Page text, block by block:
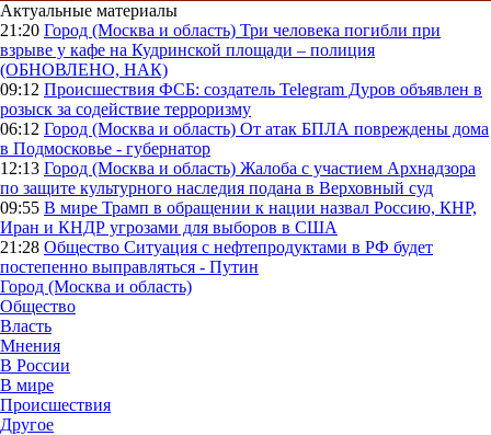
Актуальные материалы
21:20 Город (Москва и область) Три человека погибли при
взрыве у кафе на Кудринской площади – полиция
(ОБНОВЛЕНО, НАК)
09:12 Происшествия ФСБ: создатель Telegram Дуров объявлен в
розыск за содействие терроризму
06:12 Город (Москва и область) От атак БПЛА повреждены дома
в Подмосковье - губернатор
12:13 Город (Москва и область) Жалоба с участием Архнадзора
по защите культурного наследия подана в Верховный суд
09:55 В мире Трамп в обращении к нации назвал Россию, КНР,
Иран и КНДР угрозами для выборов в США
21:28 Общество Ситуация с нефтепродуктами в РФ будет
постепенно выправляться - Путин
Город (Москва и область)
Общество
Власть
Мнения
В России
В мире
Происшествия
Другое